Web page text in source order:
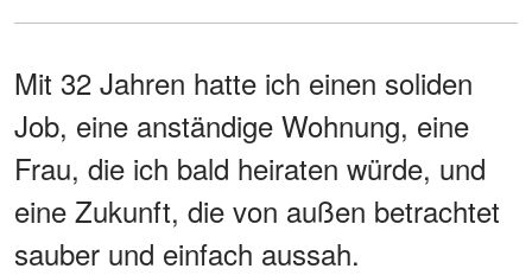
Mit 32 Jahren hatte ich einen soliden
Job, eine anständige Wohnung, eine
Frau, die ich bald heiraten würde, und
eine Zukunft, die von außen betrachtet
sauber und einfach aussah.